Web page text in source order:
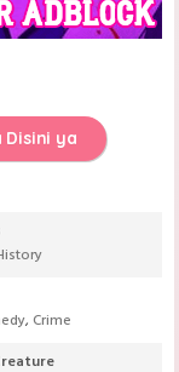
Disini ya
, Crime